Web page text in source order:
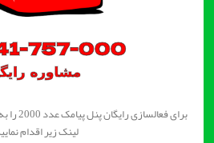
لینک زیر اقدام نمایید.